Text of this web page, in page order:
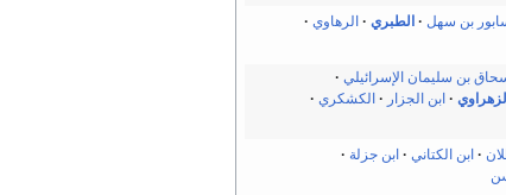
بن سهل الطبري
الرهاوي
بن سليمان الإسرائيلي
ابن الجزار
الكشكري
ابن الكتاني
ابن جزلة